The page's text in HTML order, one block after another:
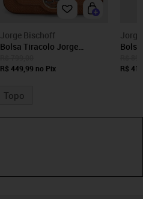
Jorge Bischoff
Bolsa Tiracolo Jorge
R$ 449,99 no Pix
R$
Topo